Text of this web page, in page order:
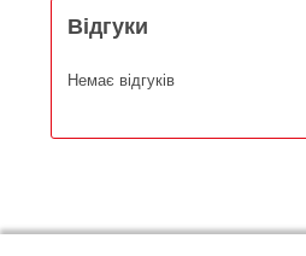
Відгуки
Немає відгуків